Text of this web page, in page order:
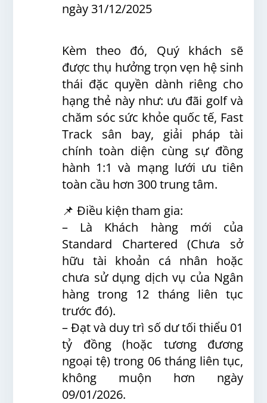
ngày 31/12/2025
Kèm theo đó, Quý khách sẽ
được thụ hưởng trọn vẹn hệ sinh
thái đặc quyền dành riêng cho
hạng thẻ này như: ưu đãi golf và
chăm sóc sức khỏe quốc tế, Fast
Track sân bay, giải pháp tài
chính toàn diện cùng sự đồng
hành 1:1 và mạng lưới ưu tiên
toàn cầu hơn 300 trung tâm.
📌 Điều kiện tham gia:
– Là Khách hàng mới của
Standard Chartered (Chưa sở
hữu tài khoản cá nhân hoặc
chưa sử dụng dịch vụ của Ngân
hàng trong 12 tháng liên tục
trước đó).
– Đạt và duy trì số dư tối thiểu 01
tỷ đồng (hoặc tương đương
ngoại tệ) trong 06 tháng liên tục,
không muộn hơn ngày
09/01/2026.